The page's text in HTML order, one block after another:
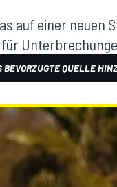
auf einer neuen
BEVORZUGTE QUELLE